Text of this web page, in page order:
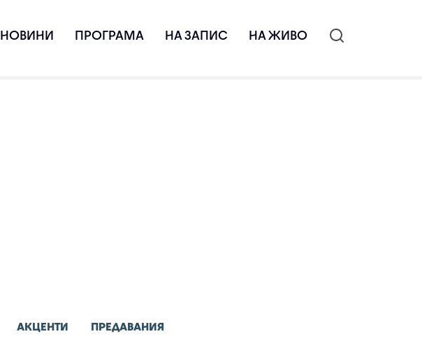
НОВИНИ ПРОГРАМА НА ЗАПИС НА ЖИВО
АКЦЕНТИ ПРЕДАВАНИЯ